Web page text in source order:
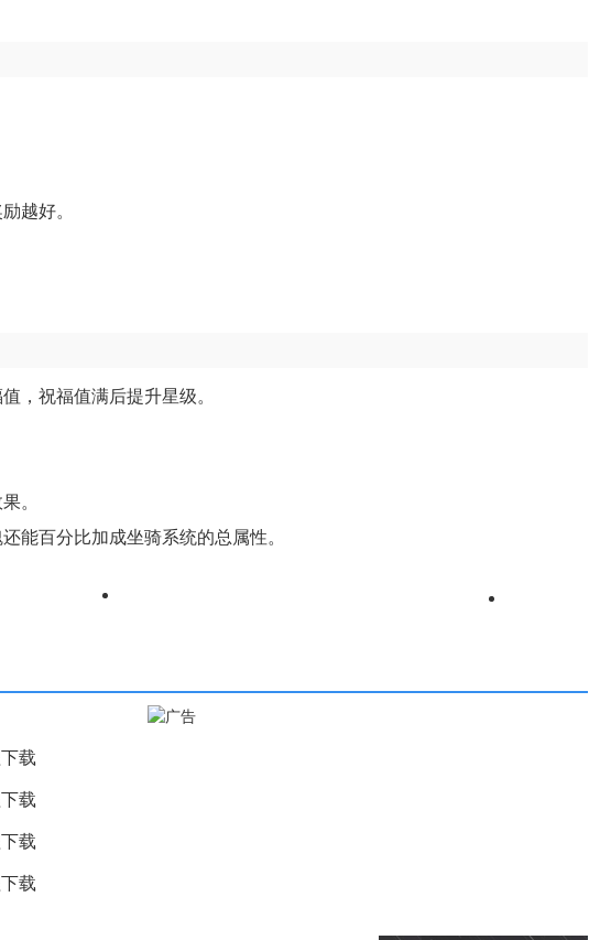
越好。
，祝福值满后提升星级。
。
能百分比加成坐骑系统的总属性。
载
载
载
载